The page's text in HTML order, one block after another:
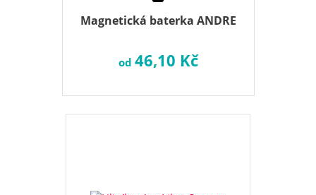
Magnetická baterka ANDRE
od 46,10 Kč